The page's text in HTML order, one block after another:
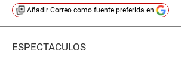
Añadir Correo como fuente preferida en
ESPECTÁCULOS